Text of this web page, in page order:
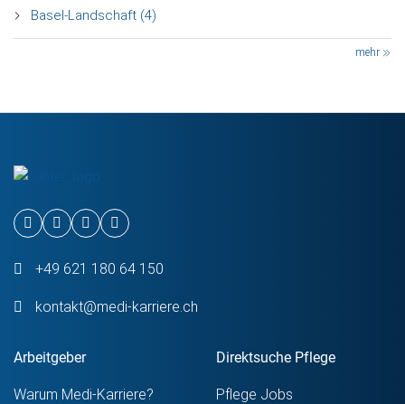
Basel-Landschaft (4)
mehr
+49 621 180 64 150
kontakt@medi-karriere.ch
Arbeitgeber
Warum Medi-Karriere?
Direktsuche Pflege
Pflege Jobs